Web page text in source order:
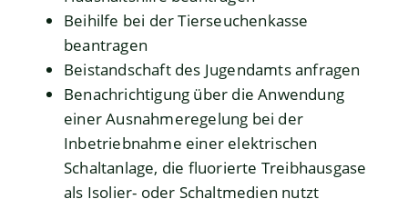
Beihilfe bei der Tierseuchenkasse
beantragen
Beistandschaft des Jugendamts anfragen
Benachrichtigung über die Anwendung
einer Ausnahmeregelung bei der
Inbetriebnahme einer elektrischen
Schaltanlage, die fluorierte Treibhausgase
als Isolier- oder Schaltmedien nutzt